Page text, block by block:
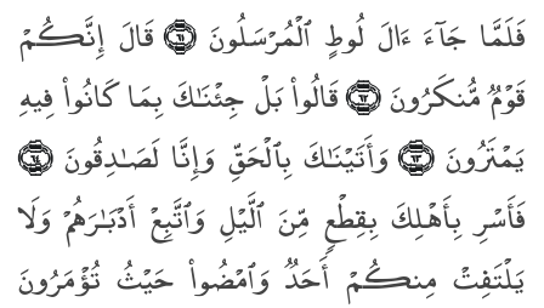
فَلَمَّا جَآءَ ءَالَ لُوطٍ ٱلْمُرْسَلُونَ﴿٦١﴾
قَالَ إِنَّكُمْ
قَوْمٌۭ مُّنكَرُونَ﴿٦٢﴾
قَالُوا۟ بَلْ جِئْنَـٰكَ بِمَا كَانُوا۟ فِيهِ
يَمْتَرُونَ﴿٦٣﴾ وَأَتَيْنَـٰكَ بِٱلْحَقِّ وَإِنَّا لَصَـٰدِقُونَ﴿٦٤﴾
فَأَسْرِ بِأَهْلِكَ بِقِطْعٍۢ مِّنَ ٱلَّيْلِ وَٱتَّبِعْ أَدْبَـٰرَهُمْ وَلَا
يَلْتَفِتْ مِنكُمْ أَحَدٌۭ وَٱمْضُوا۟ حَيْثُ تُؤْمَرُونَ